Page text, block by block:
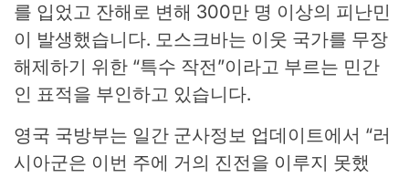
를 입었고 잔해로 변해 300만 명 이상의 피난민
이 발생했습니다. 모스크바는 이웃 국가를 무장
해제하기 위한 “특수 작전”이라고 부르는 민간
인 표적을 부인하고 있습니다.
영국 국방부는 일간 군사정보 업데이트에서 “러
시아군은 이번 주에 거의 진전을 이루지 못했